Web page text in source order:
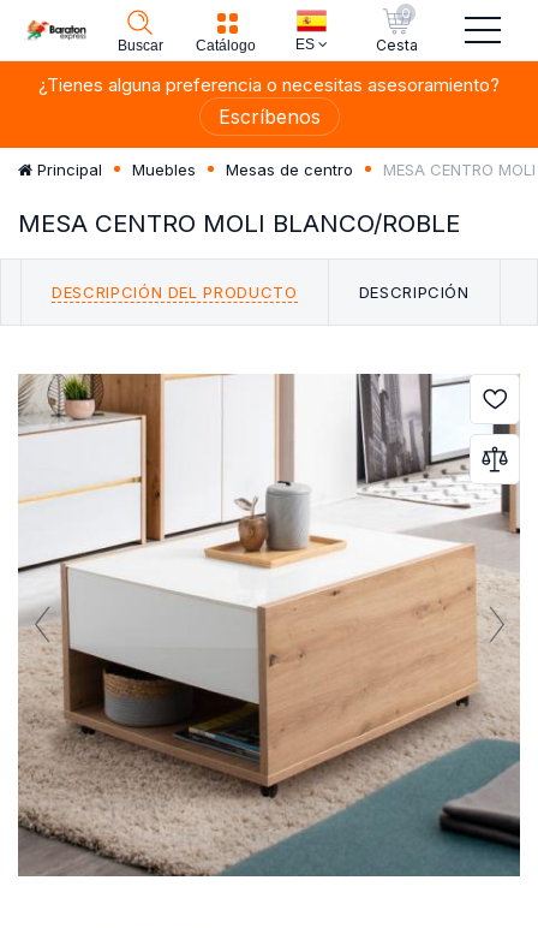
Buscar Catálogo ES
0
Cesta
¿Tienes alguna preferencia o necesitas asesoramiento?
Escríbenos
Principal Muebles Mesas de centro MESA CENTRO
MESA CENTRO MOLI BLANCO/ROBLE
DESCRIPCIÓN DEL PRODUCTO DESCRIPCIÓN